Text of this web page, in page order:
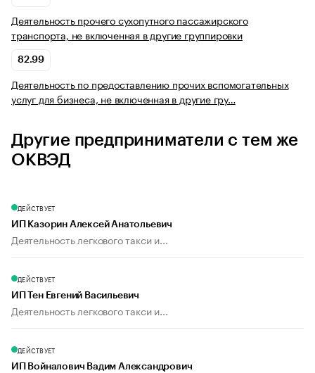
Деятельность прочего сухопутного пассажирского
транспорта, не включенная в другие группировки
82.99
Деятельность по предоставлению прочих вспомогательных
услуг для бизнеса, не включенная в другие гру…
Другие предприниматели с тем же
ОКВЭД
ДЕЙСТВУЕТ
ИП Казорин Алексей Анатольевич
Деятельность легкового такси и...
ДЕЙСТВУЕТ
ИП Тен Евгений Васильевич
Деятельность легкового такси и...
ДЕЙСТВУЕТ
ИП Войналович Вадим Александрович